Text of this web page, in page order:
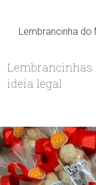
Lembrancinha do
Lembrancinhas
ideia legal